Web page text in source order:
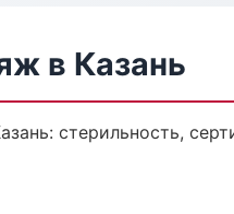
в Казань
стерильность,